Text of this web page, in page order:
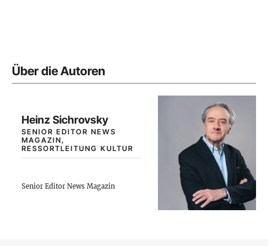
Über die Autoren
Heinz Sichrovsky
SENIOR EDITOR NEWS
MAGAZIN,
RESSORTLEITUNG KULTUR
Senior Editor News Magazin